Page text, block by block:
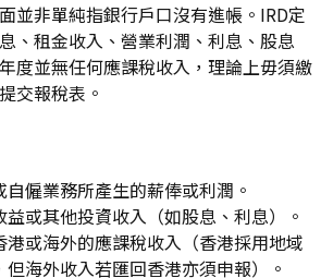
並非單純指銀行戶口沒有進帳。IRD定
、租金收入、營業利潤、利息、股息
度並無任何應課稅收入，理論上毋須繳
交報稅表。
僱業務所產生的薪俸或利潤。
或其他投資收入（如股息、利息）。
港或海外的應課稅收入（香港採用地域
海外收入若匯回香港亦須申報）。